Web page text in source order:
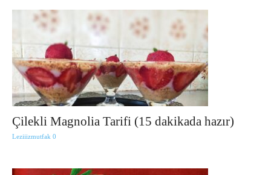
Çilekli Magnolia Tarifi (15 dakikada hazır)
Leziiizmutfak 0